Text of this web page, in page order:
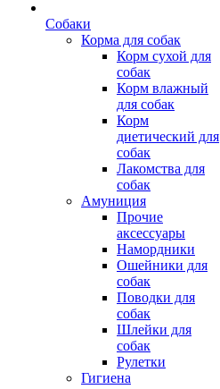
Собаки
Корма для собак
Корм сухой для
собак
Корм влажный
для собак
Корм
диетический для
собак
Лакомства для
собак
Амуниция
Прочие
аксессуары
Намордники
Ошейники для
собак
Поводки для
собак
Шлейки для
собак
Рулетки
Гигиена